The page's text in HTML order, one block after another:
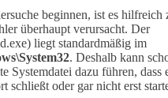
beginnen, ist es hilfreich
überhaupt verursacht. Der
liegt standardmäßig im
. Deshalb kann
Systemdatei dazu führen, dass
schließt oder gar nicht erst